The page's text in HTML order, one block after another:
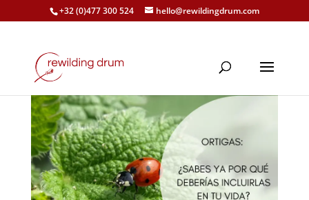
+32 (0)477 300 524 hello@rewildingdrum.com